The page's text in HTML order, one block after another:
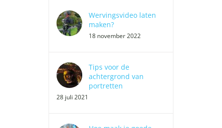
Wervingsvideo laten
maken?
18 november 2022
Tips voor de
achtergrond van
portretten
28 juli 2021